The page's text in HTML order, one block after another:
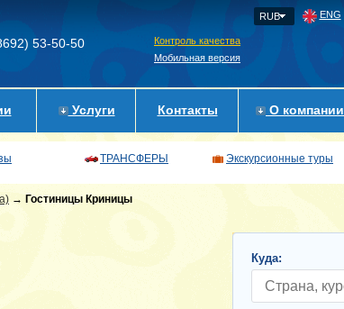
53-50-50
Контроль качества
Мобильная версия
RUB ENG
Услуги Контакты О компании
ТРАНСФЕРЫ Экскурсионные туры
→ Гостиницы Криницы
Куда: